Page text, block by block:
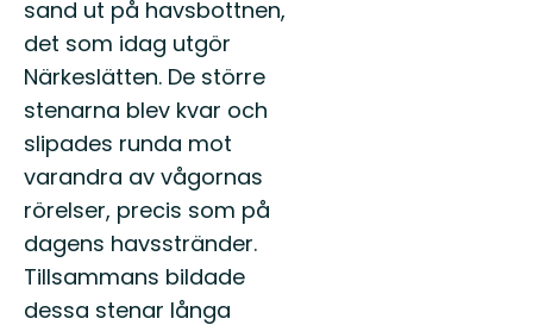
sand ut på havsbottnen,
det som idag utgör
Närkeslätten. De större
stenarna blev kvar och
slipades runda mot
varandra av vågornas
rörelser, precis som på
dagens havsstränder.
Tillsammans bildade
dessa stenar långa